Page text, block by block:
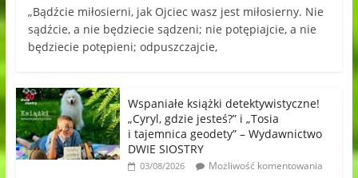
„Bądźcie miłosierni, jak Ojciec wasz jest miłosierny. Nie
sądźcie, a nie będziecie sądzeni; nie potępiajcie, a nie
będziecie potępieni; odpuszczajcie,
Wspaniałe książki detektywistyczne!
„Cyryl, gdzie jesteś?” i „Tosia
i tajemnica geodety” – Wydawnictwo
DWIE SIOSTRY
03/08/2026
Możliwość komentowania